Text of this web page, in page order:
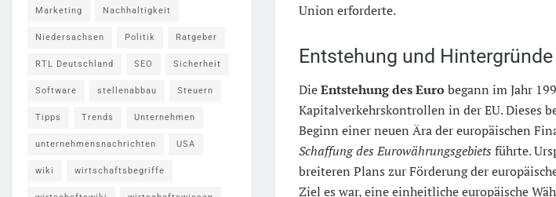
Union erforderte.
Entstehung und Hintergründe
DieEntstehung des Euro begann im Jahr
Kapitalverkehrskontrollen in der EU. Dieses
Beginn einer neuen Ära der europäischen
Schaffung des Eurowährungsgebiets führte.
breiteren Plans zur Förderung der
Ziel es war, eine einheitliche europäische
Marketing Nachhaltigkeit
Niedersachsen Politik Ratgeber
RTL Deutschland SEO Sicherheit
Software stellenabbau Steuern
Tipps Trends Unternehmen
unternehmensnachrichten USA
wiki wirtschaftsbegriffe